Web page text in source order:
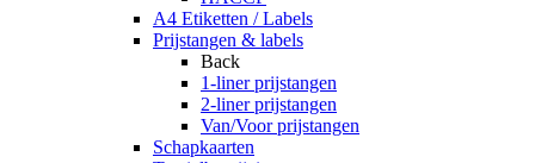
A4 Etiketten / Labels
Prijstangen & labels
Back
1-liner prijstangen
2-liner prijstangen
Van/Voor prijstangen
Schapkaarten